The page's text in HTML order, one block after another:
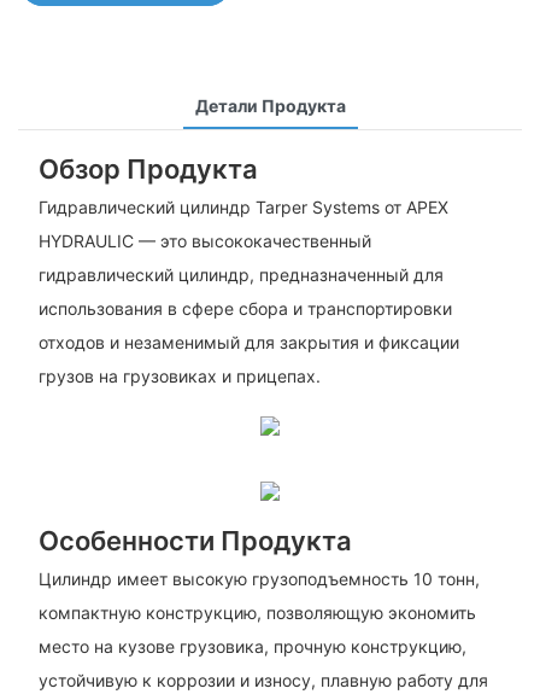
Детали Продукта
Обзор Продукта
Гидравлический цилиндр Tarper Systems от APEX
HYDRAULIC — это высококачественный
гидравлический цилиндр, предназначенный для
использования в сфере сбора и транспортировки
отходов и незаменимый для закрытия и фиксации
грузов на грузовиках и прицепах.
Особенности Продукта
Цилиндр имеет высокую грузоподъемность 10 тонн,
компактную конструкцию, позволяющую экономить
место на кузове грузовика, прочную конструкцию,
устойчивую к коррозии и износу, плавную работу для